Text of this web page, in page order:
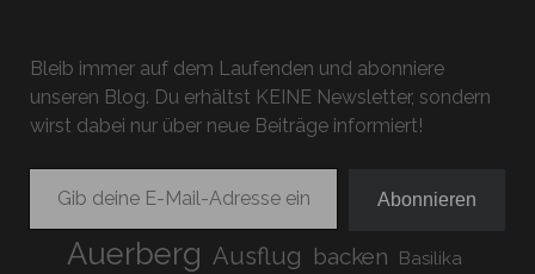
Bleib immer auf dem Laufenden und abonniere
unseren Blog. Du erhältst KEINE Newsletter, sondern
wirst dabei nur über neue Beiträge informiert!
Gib deine E-Mail-Adresse ein ...
Abonnieren
Auerberg Ausflug backen Basilika